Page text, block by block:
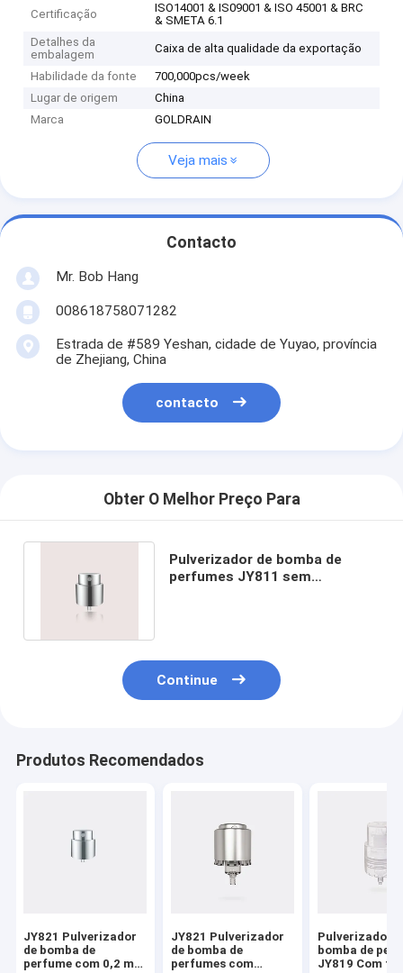
Certificação
ISO14001 & IS09001 & ISO 45001 & BRC
& SMETA 6.1
Detalhes da
embalagem
Caixa de alta qualidade da exportação
Habilidade da fonte
700,000pcs/week
Lugar de origem
China
Marca
GOLDRAIN
Veja mais
Contacto
Mr. Bob Hang
008618758071282
Estrada de #589 Yeshan, cidade de Yuyao, província
de Zhejiang, China
contacto
Obter O Melhor Preço Para
Pulverizador de bomba de
perfumes JY811 sem
Continue
Produtos Recomendados
JY821 Pulverizador
de bomba de
perfume com 0,2 mm
JY821 Pulverizador
de bomba de
perfumes com
Pulverizador
bomba de
JY819 Com